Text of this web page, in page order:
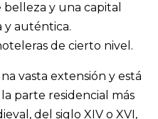
y una capital
y auténtica.
de cierto nivel.
vasta extensión y está
parte residencial más
del siglo XIV o XVI,